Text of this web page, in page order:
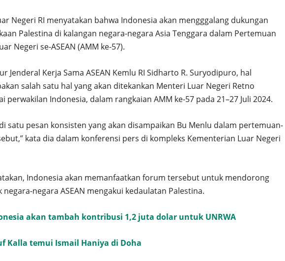
Negeri RI menyatakan bahwa Indonesia akan mengggalang dukungan
Palestina di kalangan negara-negara Asia Tenggara dalam Pertemuan
Negeri se-ASEAN (AMM ke-57).
Jenderal Kerja Sama ASEAN Kemlu RI Sidharto R. Suryodipuro, hal
salah satu hal yang akan ditekankan Menteri Luar Negeri Retno
perwakilan Indonesia, dalam rangkaian AMM ke-57 pada 21–27 Juli 2024.
satu pesan konsisten yang akan disampaikan Bu Menlu dalam pertemuan-
kata dia dalam konferensi pers di kompleks Kementerian Luar Negeri
Indonesia akan memanfaatkan forum tersebut untuk mendorong
negara-negara ASEAN mengakui kedaulatan Palestina.
akan tambah kontribusi 1,2 juta dolar untuk UNRWA
Kalla temui Ismail Haniya di Doha